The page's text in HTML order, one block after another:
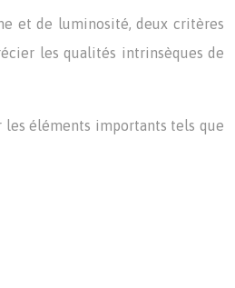
et de luminosité, deux critères
les qualités intrinsèques de
les éléments importants tels que